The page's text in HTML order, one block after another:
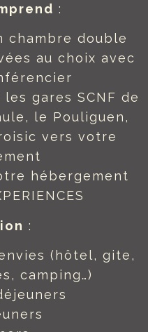
:
chambre double
au choix avec
gares SCNF de
le Pouliguen,
vers votre
hébergement
:
(hôtel, gite,
camping…)